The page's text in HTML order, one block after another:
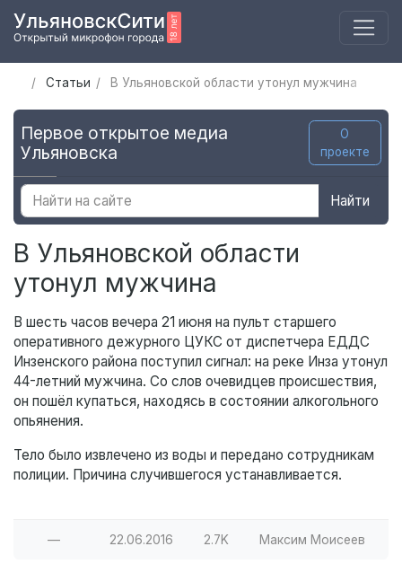
Статьи В Ульяновской области утонул мужчина
Первое открытое медиа
Ульяновска
О
проекте
Найти
В Ульяновской области
утонул мужчина
В шесть часов вечера 21 июня на пульт старшего
оперативного дежурного ЦУКС от диспетчера ЕДДС
Инзенского района поступил сигнал: на реке Инза утонул
44-летний мужчина. Со слов очевидцев происшествия,
он пошёл купаться, находясь в состоянии алкогольного
опьянения.
Тело было извлечено из воды и передано сотрудникам
полиции. Причина случившегося устанавливается.
— 22.06.2016 2.7K Максим Моисеев